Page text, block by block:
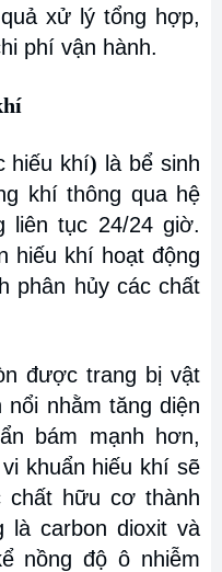
xử lý tổng hợp,
phí vận hành.
hiếu khí) là bể sinh
khí thông qua hệ
liên tục 24/24 giờ.
hiếu khí hoạt động
phân hủy các chất
được trang bị vật
nổi nhằm tăng diện
bám mạnh hơn,
khuẩn hiếu khí sẽ
chất hữu cơ thành
là carbon dioxit và
nồng độ ô nhiễm